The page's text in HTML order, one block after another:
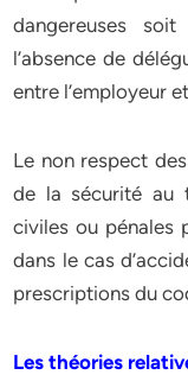
dangereuses
l’absence de
entre l’employeur
Le non respect
de la sécurité au
civiles ou pénales
dans le cas
prescriptions du
Les théories